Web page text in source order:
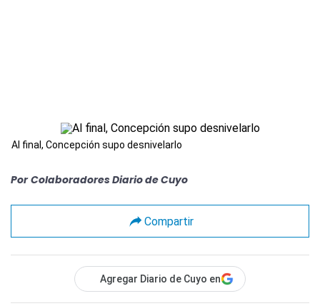
Al final, Concepción supo desnivelarlo
Por Colaboradores Diario de Cuyo
Compartir
Agregar Diario de Cuyo en